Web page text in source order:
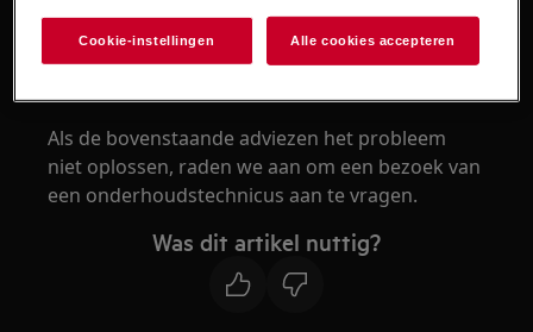
indien nodig open.
3. Neem contact op met een erkend
Als de bovenstaande adviezen het probleem
niet oplossen, raden we aan om een bezoek van
een onderhoudstechnicus aan te vragen.
Was dit artikel nuttig?
Cookie-instellingen Alle cookies accepteren